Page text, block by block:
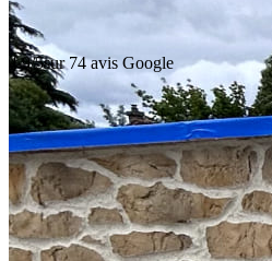
4.9/5sur 74 avis Google